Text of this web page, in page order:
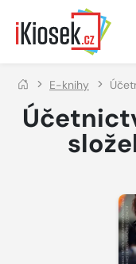
Přejít na hlavní obsah
E-knihy